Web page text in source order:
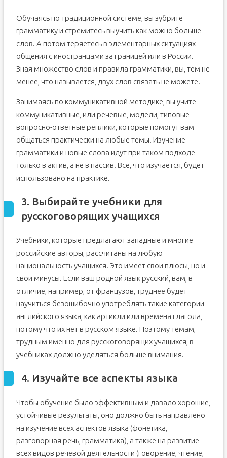
Обучаясь по традиционной системе, вы зубрите
грамматику и стремитесь выучить как можно больше
слов. А потом теряетесь в элементарных ситуациях
общения с иностранцами за границей или в России.
Зная множество слов и правила грамматики, вы, тем не
менее, что называется, двух слов связать не можете.
Занимаясь по коммуникативной методике, вы учите
коммуникативные, или речевые, модели, типовые
вопросно-ответные реплики, которые помогут вам
общаться практически на любые темы. Изучение
грамматики и новые слова идут при таком подходе
только в актив, а не в пассив. Всё, что изучается, будет
использовано на практике.
3. Выбирайте учебники для
русскоговорящих учащихся
Учебники, которые предлагают западные и многие
российские авторы, рассчитаны на любую
национальность учащихся. Это имеет свои плюсы, но и
свои минусы. Если ваш родной язык русский, вам, в
отличие, например, от французов, труднее будет
научиться безошибочно употреблять такие категории
английского языка, как артикли или времена глагола,
потому что их нет в русском языке. Поэтому темам,
трудным именно для русскоговорящих учащихся, в
учебниках должно уделяться больше внимания.
4. Изучайте все аспекты языка
Чтобы обучение было эффективным и давало хорошие,
устойчивые результаты, оно должно быть направлено
на изучение всех аспектов языка (фонетика,
разговорная речь, грамматика), а также на развитие
всех видов речевой деятельности (говорение, чтение,